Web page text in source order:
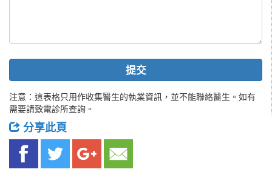
提交
注意：這表格只用作收集醫生的執業資訊，並不能聯絡醫生。如有
需要請致電診所查詢。
分享此頁